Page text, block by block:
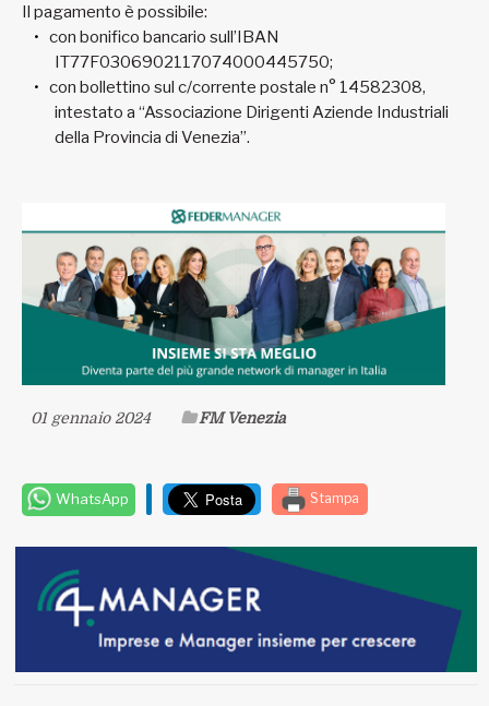
Il pagamento è possibile:
con bonifico bancario sull’IBAN
IT77F0306902117074000445750;
con bollettino sul c/corrente postale n° 14582308,
intestato a “Associazione Dirigenti Aziende Industriali
della Provincia di Venezia”.
01 gennaio 2024 FM Venezia
WhatsApp Stampa